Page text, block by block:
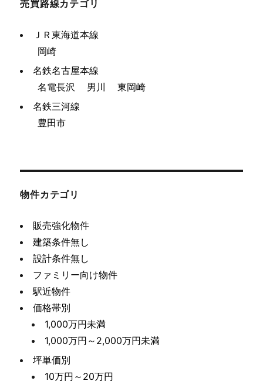
売買路線カテゴリ
ＪＲ東海道本線
岡崎
名鉄名古屋本線
名電長沢
男川
東岡崎
名鉄三河線
豊田市
物件カテゴリ
販売強化物件
建築条件無し
設計条件無し
ファミリー向け物件
駅近物件
価格帯別
1,000万円未満
1,000万円～2,000万円未満
坪単価別
10万円～20万円